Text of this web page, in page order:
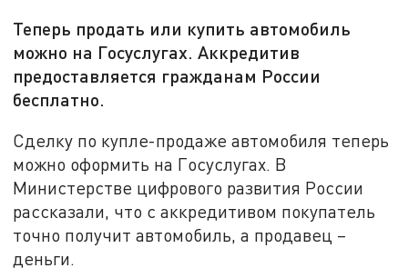
Теперь продать или купить автомобиль
можно на Госуслугах. Аккредитив
предоставляется гражданам России
бесплатно.
Сделку по купле-продаже автомобиля теперь
можно оформить на Госуслугах. В
Министерстве цифрового развития России
рассказали, что с аккредитивом покупатель
точно получит автомобиль, а продавец –
деньги.